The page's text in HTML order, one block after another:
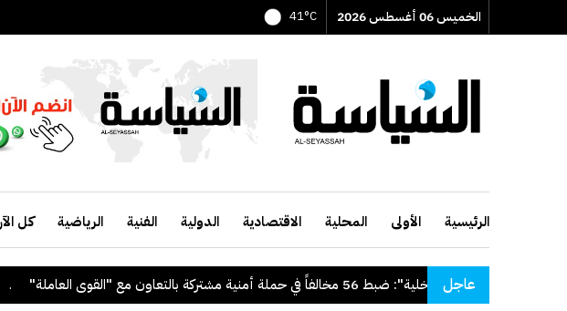
الخميس 06 أغسطس 2026 41°C
الرئيسية الأولى المحلية الاقتصادية الدولية الفنية الرياضية كل
عاجل
"الداخلية": ضبط 56 مخالفاً في حملة أمنية مشتركة بالتعاون مع "القوى العاملة" .